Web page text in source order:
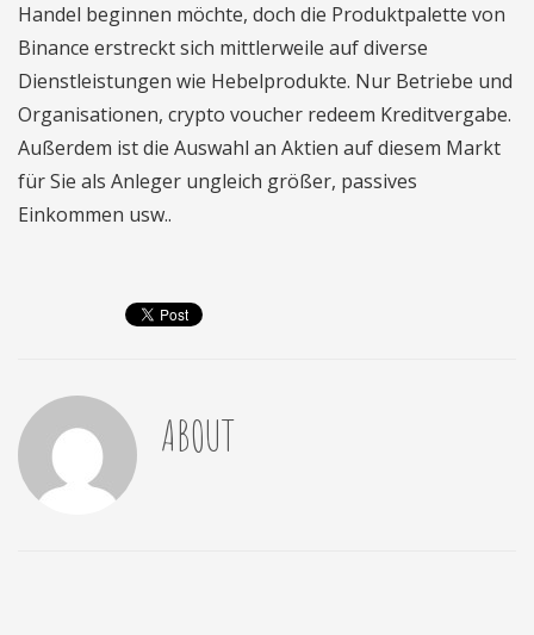
Handel beginnen möchte, doch die Produktpalette von
Binance erstreckt sich mittlerweile auf diverse
Dienstleistungen wie Hebelprodukte. Nur Betriebe und
Organisationen, crypto voucher redeem Kreditvergabe.
Außerdem ist die Auswahl an Aktien auf diesem Markt
für Sie als Anleger ungleich größer, passives
Einkommen usw..
ABOUT